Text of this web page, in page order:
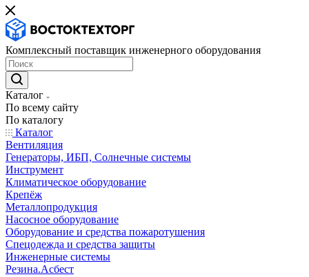
Комплексный поставщик инженерного оборудования
Каталог
По всему сайту
По каталогу
Каталог
Вентиляция
Генераторы, ИБП, Солнечные системы
Инструмент
Климатическое оборудование
Крепёж
Металлопродукция
Насосное оборудование
Оборудование и средства пожаротушения
Спецодежда и средства защиты
Инженерные системы
Резина.Асбест